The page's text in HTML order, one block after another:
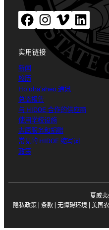
Facebook（打开新窗口）Instagram（打开新窗口）Vimeo（打开新窗口）LinkedIn（打开新窗口）
实用链接
新闻
校历
Ho'oha'aheo 通讯
总监报告
与 HIDOE 合作的供应商
使用学校设施
志愿服务和捐赠
常见的 HIDOE 缩写词
政策
夏威
隐私政策
条款 无障碍环境 美国